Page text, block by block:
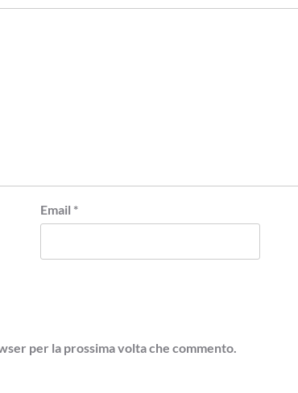
Email *
per la prossima volta che commento.